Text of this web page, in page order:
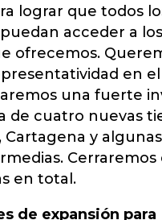
lograr que todos
acceder a los
ofrecemos.
en el
una fuerte
de cuatro nuevas
Cartagena y algunas
Cerraremos
en total.
de expansión para